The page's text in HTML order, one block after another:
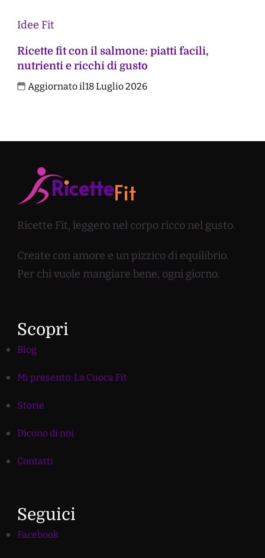
Idee Fit
Ricette fit con il salmone: piatti facili,
nutrienti e ricchi di gusto
Aggiornato il18 Luglio 2026
Ricette Fit, leggero nel corpo ricco nel gusto.
Create con amore e un pizzico di equilibrio.
Per chi vuole mangiare bene, ogni giorno.
Scopri
Blog
Mi presento: La Cuoca Fit
Storie
Dicono di noi
Contatti
Seguici
Facebook